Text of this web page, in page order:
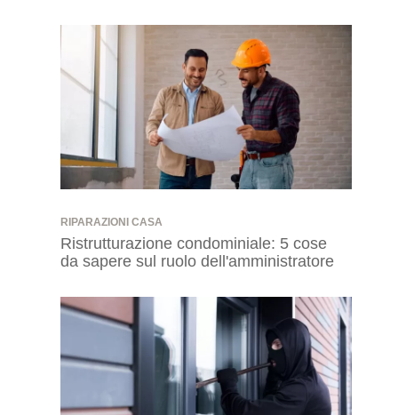
RIPARAZIONI CASA
Ristrutturazione condominiale: 5 cose
da sapere sul ruolo dell'amministratore